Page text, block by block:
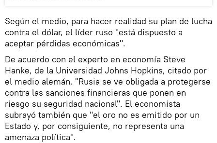
Según el medio, para hacer realidad su plan de lucha
contra el dólar, el líder ruso "está dispuesto a
aceptar pérdidas económicas".
De acuerdo con el experto en economía Steve
Hanke, de la Universidad Johns Hopkins, citado por
el medio alemán, "Rusia se ve obligada a protegerse
contra las sanciones financieras que ponen en
riesgo su seguridad nacional". El economista
subrayó también que "el oro no es emitido por un
Estado y, por consiguiente, no representa una
amenaza política".